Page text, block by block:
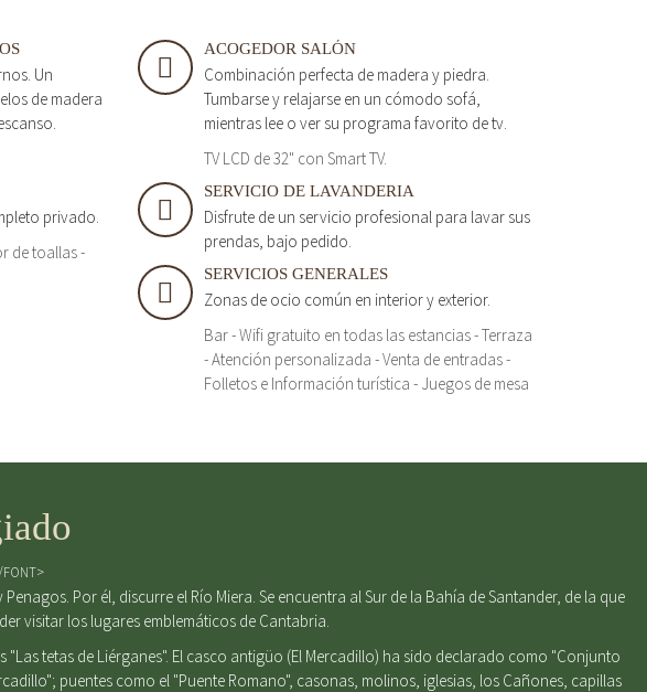
Un
de madera
ACOGEDOR SALÓN
Combinación perfecta de madera y piedra.
Tumbarse y relajarse en un cómodo sofá,
mientras lee o ver su programa favorito de tv.
TV LCD de 32" con Smart TV.
privado.
de toallas -
SERVICIO DE LAVANDERIA
Disfrute de un servicio profesional para lavar sus
prendas, bajo pedido.
SERVICIOS GENERALES
Zonas de ocio común en interior y exterior.
Bar - Wifi gratuito en todas las estancias - Terraza
- Atención personalizada - Venta de entradas -
Folletos e Información turística - Juegos de mesa
Por él, discurre el Río Miera. Se encuentra al Sur de la Bahía de Santander, de la que
visitar los lugares emblemáticos de Cantabria.
tetas de Liérganes". El casco antigüo (El Mercadillo) ha sido declarado como "Conjunto
puentes como el "Puente Romano", casonas, molinos, iglesias, los Cañones, capillas